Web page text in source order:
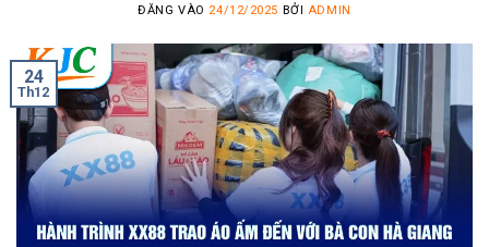
ĐĂNG VÀO 24/12/2025 BỞI ADMIN
24
Th12